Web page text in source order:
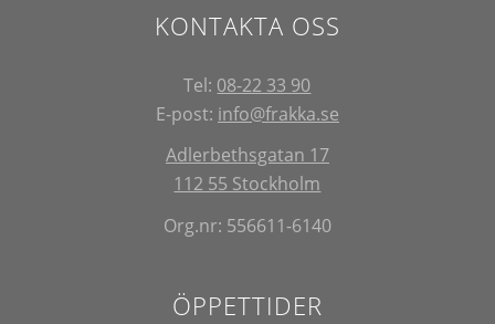
KONTAKTA OSS
Tel: 08-22 33 90
E-post: info@frakka.se
Adlerbethsgatan 17
112 55 Stockholm
Org.nr: 556611-6140
ÖPPETTIDER